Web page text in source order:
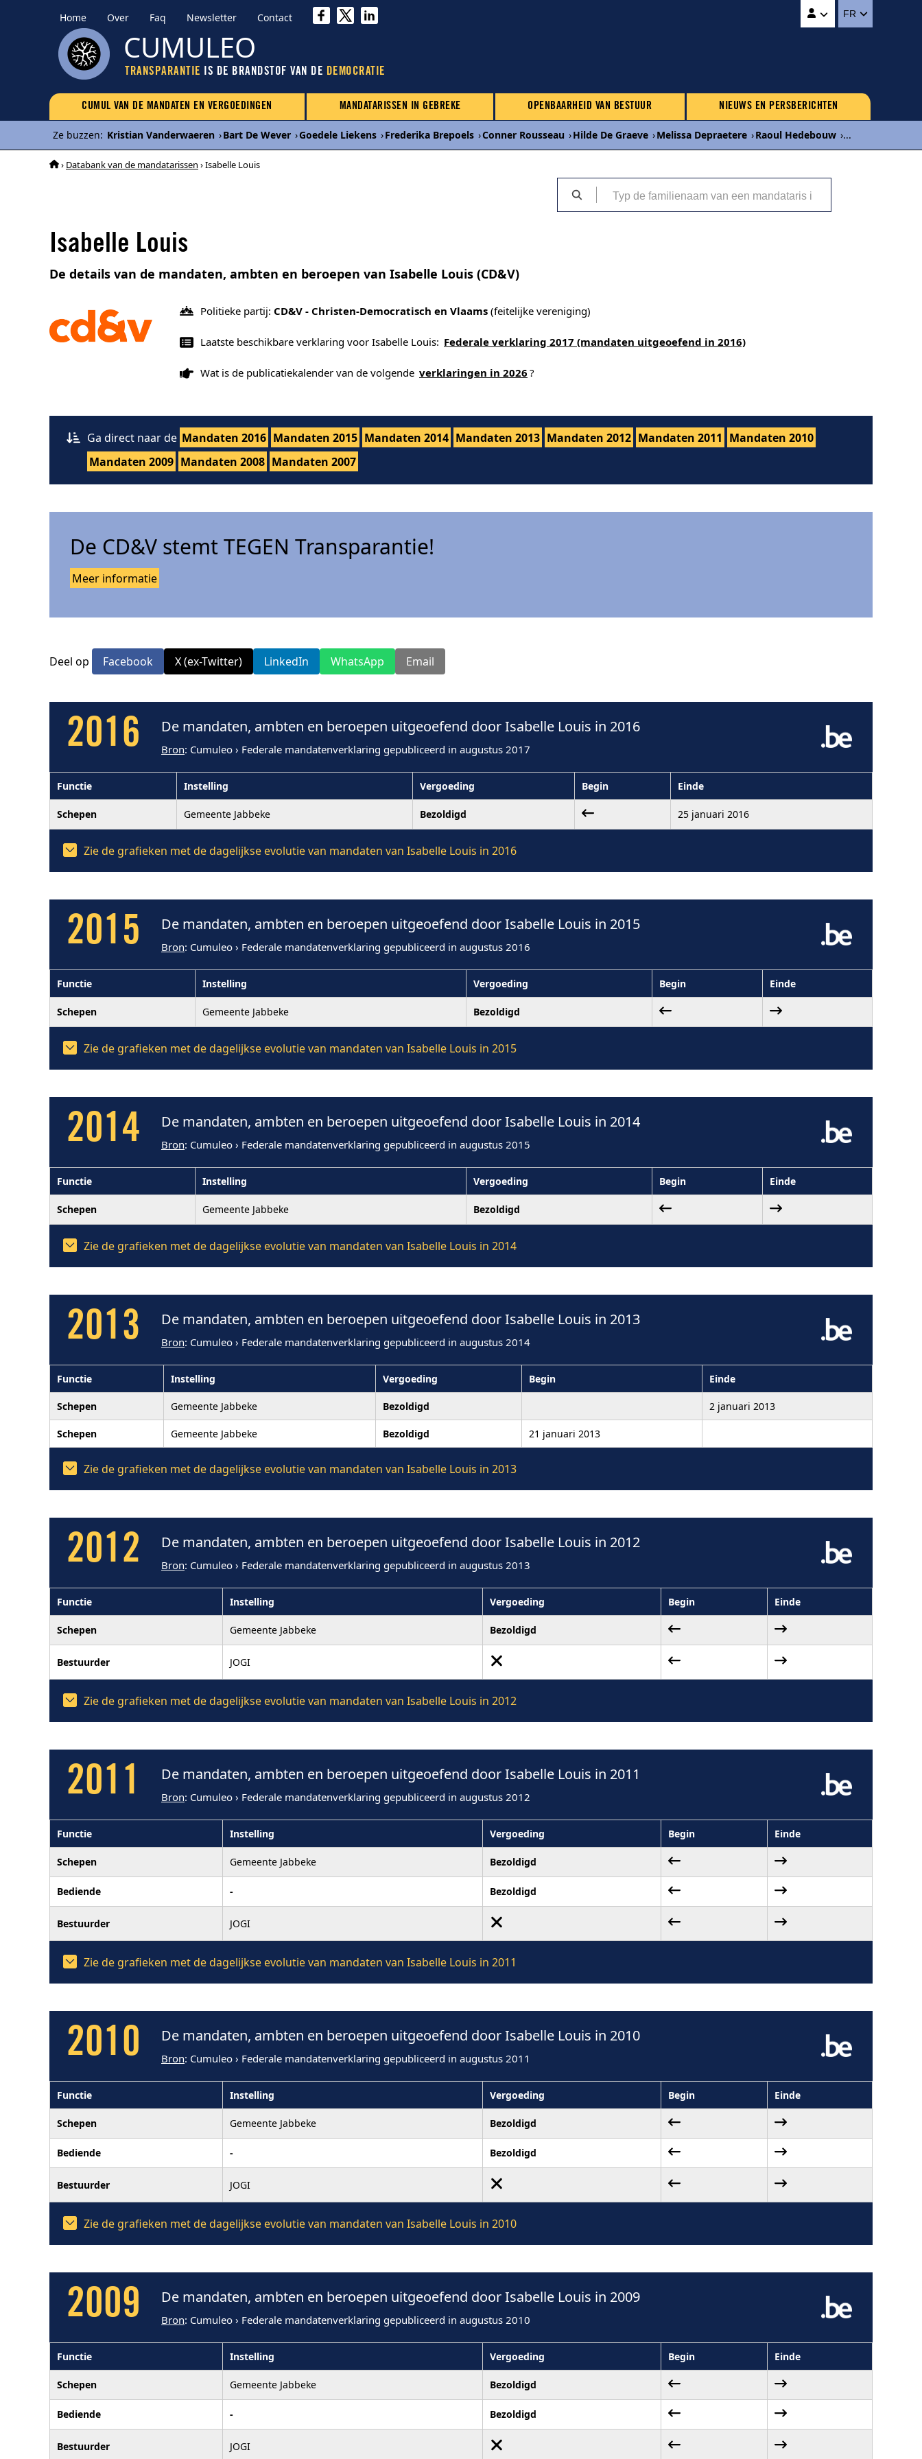
Home Over Faq Newsletter Contact FR
CUMULEO
TRANSPARANTIE IS DE BRANDSTOF VAN DE DEMOCRATIE
CUMUL VAN DE MANDATEN EN VERGOEDINGEN MANDATARISSEN IN GEBREKE OPENBAARHEID VAN BESTUUR NIEUWS EN PERSBERICHTEN
Ze buzzen: Kristian Vanderwaeren ›Bart De Wever ›Goedele Liekens ›Frederika Brepoels ›Conner Rousseau ›Hilde De Graeve ›Melissa Depraetere ›Raoul Hedebouw ›...
› Databank van de mandatarissen › Isabelle Louis
Isabelle Louis
De details van de mandaten, ambten en beroepen van Isabelle Louis (CD&V)
Politieke partij: CD&V - Christen-Democratisch en Vlaams (feitelijke vereniging)
Laatste beschikbare verklaring voor Isabelle Louis: Federale verklaring 2017 (mandaten uitgeoefend in 2016)
Wat is de publicatiekalender van de volgende verklaringen in 2026 ?
Ga direct naar de Mandaten 2016 Mandaten 2015 Mandaten 2014 Mandaten 2013 Mandaten 2012 Mandaten 2011 Mandaten 2010
Mandaten 2009 Mandaten 2008 Mandaten 2007
De CD&V stemt TEGEN Transparantie!
Meer informatie
Deel op Facebook X (ex-Twitter) LinkedIn WhatsApp Email
2016 De mandaten, ambten en beroepen uitgeoefend door Isabelle Louis in 2016
Bron: Cumuleo › Federale mandatenverklaring gepubliceerd in augustus 2017
Functie Instelling Vergoeding Begin Einde
Schepen Gemeente Jabbeke Bezoldigd 25 januari 2016
Zie de grafieken met de dagelijkse evolutie van mandaten van Isabelle Louis in 2016
2015 De mandaten, ambten en beroepen uitgeoefend door Isabelle Louis in 2015
Bron: Cumuleo › Federale mandatenverklaring gepubliceerd in augustus 2016
Functie Instelling Vergoeding Begin Einde
Schepen Gemeente Jabbeke Bezoldigd
Zie de grafieken met de dagelijkse evolutie van mandaten van Isabelle Louis in 2015
2014 De mandaten, ambten en beroepen uitgeoefend door Isabelle Louis in 2014
Bron: Cumuleo › Federale mandatenverklaring gepubliceerd in augustus 2015
Functie Instelling Vergoeding Begin Einde
Schepen Gemeente Jabbeke Bezoldigd
Zie de grafieken met de dagelijkse evolutie van mandaten van Isabelle Louis in 2014
2013 De mandaten, ambten en beroepen uitgeoefend door Isabelle Louis in 2013
Bron: Cumuleo › Federale mandatenverklaring gepubliceerd in augustus 2014
Functie Instelling Vergoeding Begin Einde
Schepen Gemeente Jabbeke Bezoldigd 2 januari 2013
Schepen Gemeente Jabbeke Bezoldigd 21 januari 2013
Zie de grafieken met de dagelijkse evolutie van mandaten van Isabelle Louis in 2013
2012 De mandaten, ambten en beroepen uitgeoefend door Isabelle Louis in 2012
Bron: Cumuleo › Federale mandatenverklaring gepubliceerd in augustus 2013
Functie Instelling Vergoeding Begin Einde
Schepen Gemeente Jabbeke Bezoldigd
Bestuurder JOGI
Zie de grafieken met de dagelijkse evolutie van mandaten van Isabelle Louis in 2012
2011 De mandaten, ambten en beroepen uitgeoefend door Isabelle Louis in 2011
Bron: Cumuleo › Federale mandatenverklaring gepubliceerd in augustus 2012
Functie Instelling Vergoeding Begin Einde
Schepen Gemeente Jabbeke Bezoldigd
Bediende - Bezoldigd
Bestuurder JOGI
Zie de grafieken met de dagelijkse evolutie van mandaten van Isabelle Louis in 2011
2010 De mandaten, ambten en beroepen uitgeoefend door Isabelle Louis in 2010
Bron: Cumuleo › Federale mandatenverklaring gepubliceerd in augustus 2011
Functie Instelling Vergoeding Begin Einde
Schepen Gemeente Jabbeke Bezoldigd
Bediende - Bezoldigd
Bestuurder JOGI
Zie de grafieken met de dagelijkse evolutie van mandaten van Isabelle Louis in 2010
2009 De mandaten, ambten en beroepen uitgeoefend door Isabelle Louis in 2009
Bron: Cumuleo › Federale mandatenverklaring gepubliceerd in augustus 2010
Functie Instelling Vergoeding Begin Einde
Schepen Gemeente Jabbeke Bezoldigd
Bediende - Bezoldigd
Bestuurder JOGI